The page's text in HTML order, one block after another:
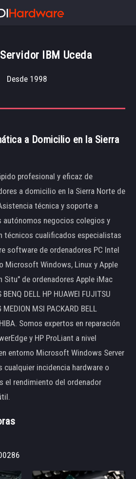
IBM Uceda
Desde 1998
a Domicilio en la Sierra
profesional y eficaz de
a domicilio en la Sierra Norte de
técnica y soporte a
autónomos negocios colegios y
técnicos cualificados especialistas
software de ordenadores PC Intel
Microsoft Windows, Linux y Apple
Situ" de ordenadores Apple iMac
DELL HP HUAWEI FUJITSU
MEDION MSI PACKARD BELL
Somos expertos en reparación
y HP ProLiant a nivel
entorno Microsoft Windows Server
cualquier incidencia hardware o
el rendimiento del ordenador